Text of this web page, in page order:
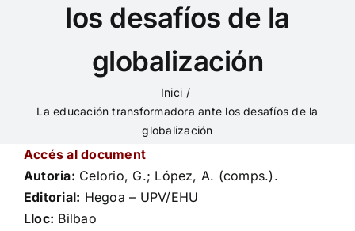
los desafíos de la
globalización
Inici
La educación transformadora ante los desafíos de la
globalización
Accés al document
Autoria: Celorio, G.; López, A. (comps.).
Editorial: Hegoa – UPV/EHU
Lloc: Bilbao